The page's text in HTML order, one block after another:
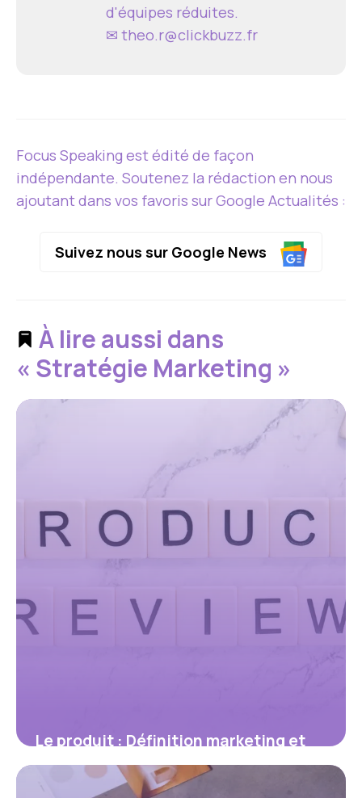
d'équipes réduites.
✉ theo.r@clickbuzz.fr
Focus Speaking est édité de façon
indépendante. Soutenez la rédaction en nous
ajoutant dans vos favoris sur Google Actualités :
Suivez nous sur Google News
À lire aussi dans
« Stratégie Marketing »
Le produit : Définition marketing et
stratégies